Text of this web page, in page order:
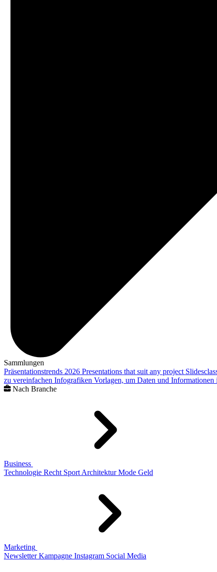
Sammlungen
Präsentationstrends 2026 Presentations that suit any project
zu vereinfachen Infografiken Vorlagen, um Daten und
Nach Branche
Business
Technologie Recht Sport Architektur Mode Geld
Marketing
Newsletter Kampagne Instagram Social Media